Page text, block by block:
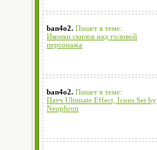
ban4o2. Пишет в теме:
Иконки скилов над головой
персонажа
ban4o2. Пишет в теме:
Патч Ultimate Effect, Icons Set by
Neophron